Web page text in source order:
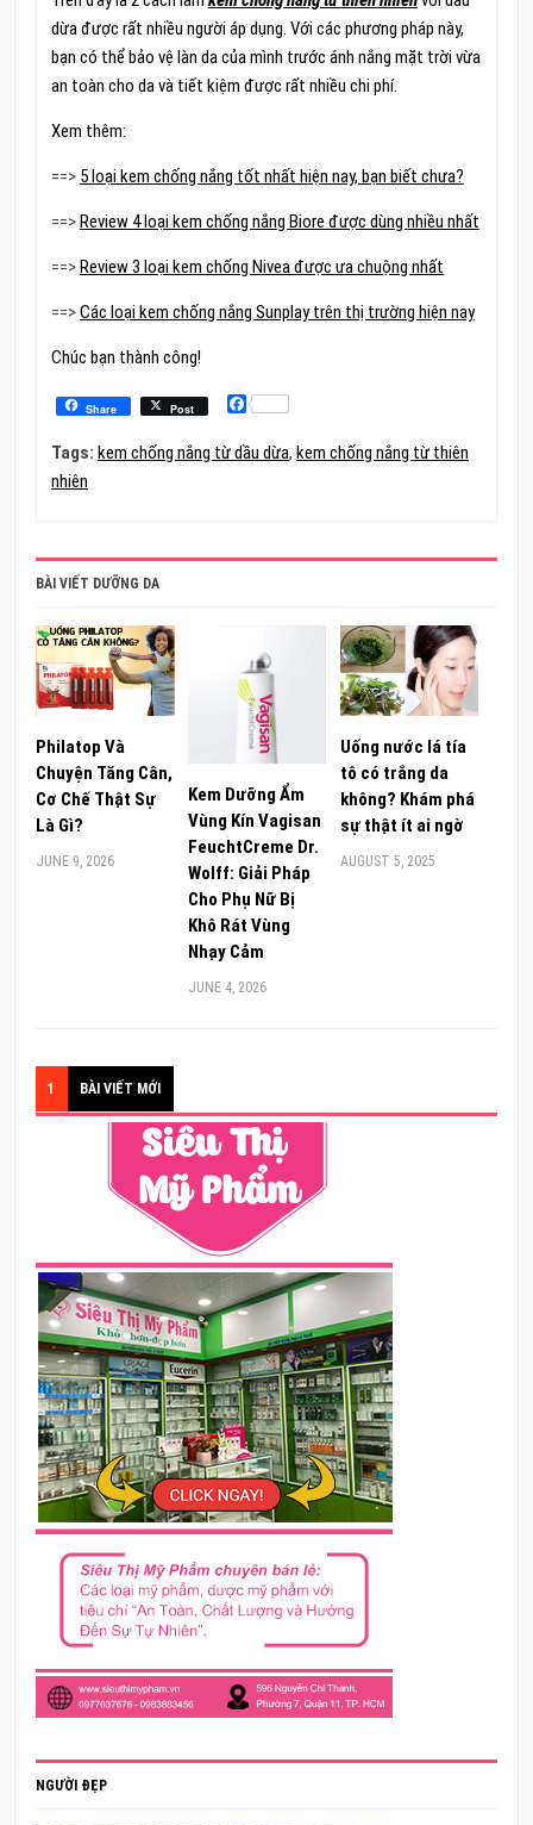
dừa được rất nhiều người áp dụng. Với các phương pháp này,
bạn có thể bảo vệ làn da của mình trước ánh nắng mặt trời vừa
an toàn cho da và tiết kiệm được rất nhiều chi phí.
Xem thêm:
==> 5 loại kem chống nắng tốt nhất hiện nay, bạn biết chưa?
==>Review 4 loại kem chống nắng Biore được dùng nhiều nhất
==>Review 3 loại kem chống Nivea được ưa chuộng nhất
==>Các loại kem chống nắng Sunplay trên thị trường hiện nay
Chúc bạn thành công!
Share Post Facebook
Tags: kem chống nắng từ dầu dừa, kem chống nắng từ thiên
nhiên
BÀI VIẾT DƯỠNG DA
Philatop Và
Chuyện Tăng Cân,
Cơ Chế Thật Sự
Là Gì?
JUNE 9, 2026
Kem Dưỡng Ẩm
Vùng Kín Vagisan
FeuchtCreme Dr.
Wolff: Giải Pháp
Cho Phụ Nữ Bị
Khô Rát Vùng
Nhạy Cảm
JUNE 4, 2026
Uống nước lá tía
tô có trắng da
không? Khám phá
sự thật ít ai ngờ
AUGUST 5, 2025
1 BÀI VIẾT MỚI
NGƯỜI ĐẸP